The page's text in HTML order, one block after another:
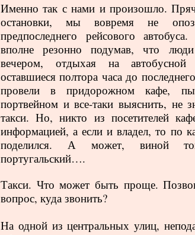
Именно так с нами и произошло.
остановки, мы вовремя не
предпоследнего рейсового
вполне резонно подумав, что
вечером, отдыхая на автобусной
оставшиеся полтора часа до
провели в придорожном кафе,
портвейном и все-таки выяснить, не
такси. Но, никто из посетителей
информацией, а если и владел, то по
поделился. А может, виной
португальский….
Такси. Что может быть проще.
вопрос, куда звонить?
На одной из центральных улиц,